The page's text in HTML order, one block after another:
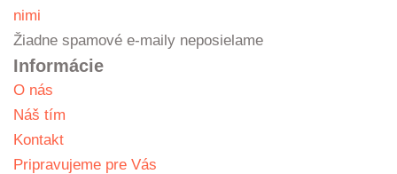
nimi
Žiadne spamové e-maily neposielame
Informácie
O nás
Náš tím
Kontakt
Pripravujeme pre Vás